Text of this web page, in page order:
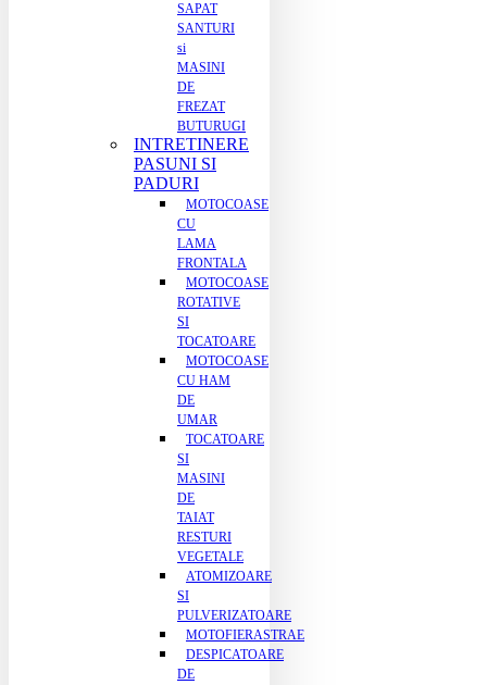
SAPAT
SANTURI
si
MASINI
DE
FREZAT
BUTURUGI
INTRETINERE
PASUNI SI
PADURI
MOTOCOASE
CU
LAMA
FRONTALA
MOTOCOASE
ROTATIVE
SI
TOCATOARE
MOTOCOASE
CU HAM
DE
UMAR
TOCATOARE
SI
MASINI
DE
TAIAT
RESTURI
VEGETALE
ATOMIZOARE
SI
PULVERIZATOARE
MOTOFIERASTRAE
DESPICATOARE
DE